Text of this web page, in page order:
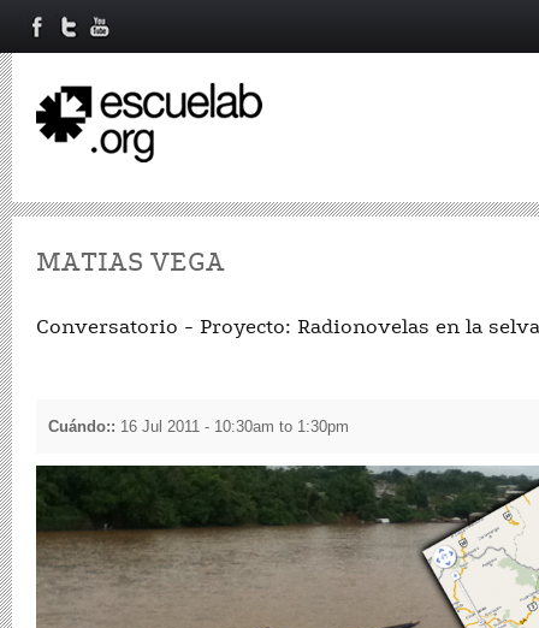
MATIAS VEGA
Conversatorio - Proyecto: Radionovelas en la
Cuándo:: 16 Jul 2011 - 10:30am to 1:30pm